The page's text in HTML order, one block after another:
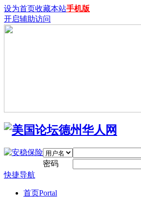
设为首页收藏本站手机版
开启辅助访问
密码
快捷导航
首页Portal